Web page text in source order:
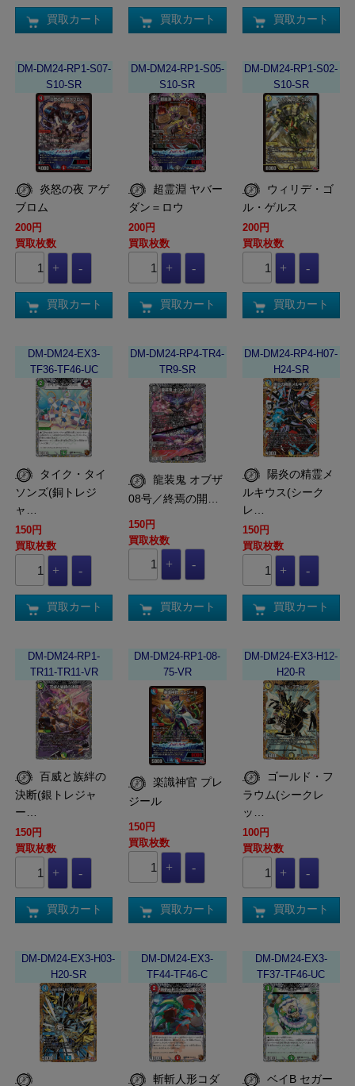
買取カート 買取カート 買取カート
DM-DM24-RP1-S07-
S10-SR
ブロム
200円
買取枚数
買取カート
DM-DM24-RP1-S05-
S10-SR
ダン＝ロウ
200円
買取枚数
買取カート
DM-DM24-RP1-S02-
S10-SR
ル・ゲルス
200円
買取枚数
買取カート
DM-DM24-EX3-
TF36-TF46-UC
ソンズ(銅トレジ
ャ…
150円
買取枚数
買取カート
DM-DM24-RP4-TR4-
TR9-SR
龍装鬼 オブザ
08号／終焉の開…
150円
買取枚数
買取カート
DM-DM24-RP4-H07-
H24-SR
ルキウス(シーク
レ…
150円
買取枚数
買取カート
DM-DM24-RP1-
TR11-TR11-VR
決断(銀トレジャ
ー…
150円
買取枚数
買取カート
DM-DM24-RP1-08-
75-VR
楽識神官 プレ
ジール
150円
買取枚数
買取カート
DM-DM24-EX3-H12-
H20-R
ラウム(シークレ
ッ…
100円
買取枚数
買取カート
DM-DM24-EX3-H03-
H20-SR
DM-DM24-EX3-
TF44-TF46-C
斬斬人形コダ
DM-DM24-EX3-
TF37-TF46-UC